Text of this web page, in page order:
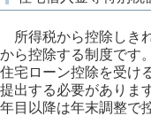
所得税から控除しき
から控除する制度です。
住宅ローン控除を受け
提出する必要がありま
年目以降は年末調整で